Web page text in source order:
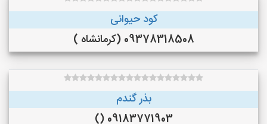
کود حیوانی
09378318508 (کرمانشاه )
بذر گندم
09183771903 ()